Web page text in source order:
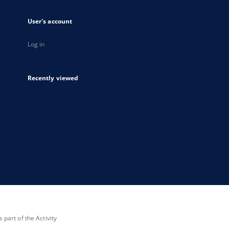
User's account
Log in
Recently viewed
part of the Activity